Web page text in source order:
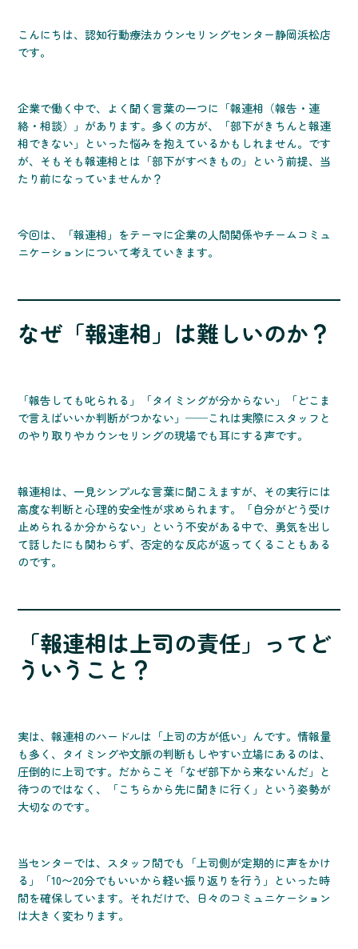
こんにちは、認知行動療法カウンセリングセンター静岡浜松店
です。
企業で働く中で、よく聞く言葉の一つに「報連相（報告・連
絡・相談）」があります。多くの方が、「部下がきちんと報連
相できない」といった悩みを抱えているかもしれません。です
が、そもそも報連相とは「部下がすべきもの」という前提、当
たり前になっていませんか？
今回は、「報連相」をテーマに企業の人間関係やチームコミュ
ニケーションについて考えていきます。
なぜ「報連相」は難しいのか？
「報告しても叱られる」「タイミングが分からない」「どこま
で言えばいいか判断がつかない」──これは実際にスタッフと
のやり取りやカウンセリングの現場でも耳にする声です。
報連相は、一見シンプルな言葉に聞こえますが、その実行には
高度な判断と心理的安全性が求められます。「自分がどう受け
止められるか分からない」という不安がある中で、勇気を出し
て話したにも関わらず、否定的な反応が返ってくることもある
のです。
「報連相は上司の責任」ってど
ういうこと？
実は、報連相のハードルは「上司の方が低い」んです。情報量
も多く、タイミングや文脈の判断もしやすい立場にあるのは、
圧倒的に上司です。だからこそ「なぜ部下から来ないんだ」と
待つのではなく、「こちらから先に聞きに行く」という姿勢が
大切なのです。
当センターでは、スタッフ間でも「上司側が定期的に声をかけ
る」「10〜20分でもいいから軽い振り返りを行う」といった時
間を確保しています。それだけで、日々のコミュニケーション
は大きく変わります。